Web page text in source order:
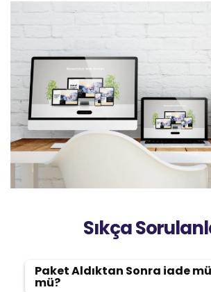
Sıkça
Paket Aldıktan Sonra iade
mü?